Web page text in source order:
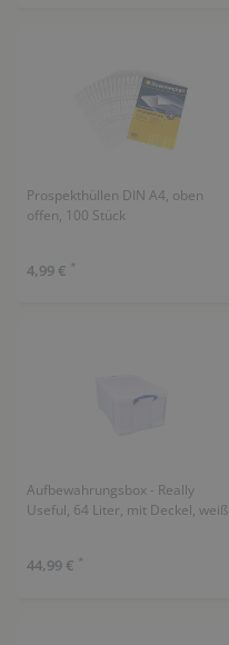
Prospekthüllen DIN A4, oben
offen, 100 Stück
4,99 € *
Aufbewahrungsbox - Really
Useful, 64 Liter, mit Deckel, weiß
44,99 € *